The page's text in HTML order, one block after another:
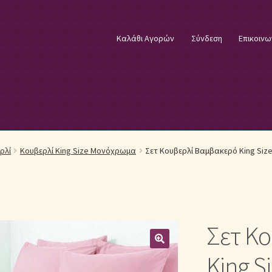
Καλάθι Αγορών Σύνδεση
Λευκά Είδη Επικοινωνία Επιστροφές Προϊόντων Η
Μονόχρωμα Σετ Σεντόνια Μονόχρωμες
Κουβερλί King Size Μονόχρωμα
Σετ Κουβερλί Βαμβακερό King
Σετ